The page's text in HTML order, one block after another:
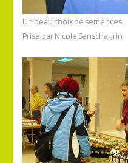
Un beau choix de semences
Prise par Nicole Sanschagrin